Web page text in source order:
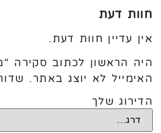
חוות דעת
אין עדיין חוות דעת.
היה הראשון לכתוב סקירה “מיילר לב 18' רוז
האימייל לא יוצג באתר.
הדירוג שלך